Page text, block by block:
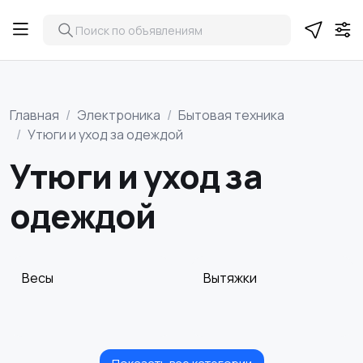
Главная Электроника
Бытовая техника
Утюги и уход за одеждой
Утюги и уход за
одеждой
Весы Вытяжки